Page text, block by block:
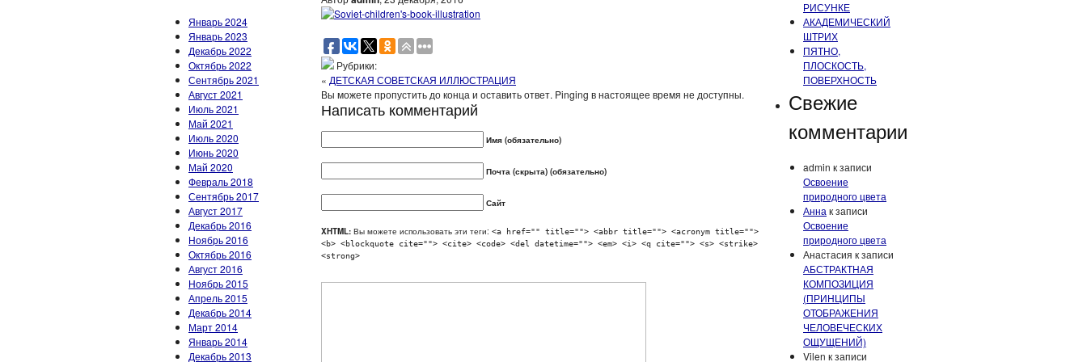
Январь 2024
Январь 2023
Декабрь 2022
Октябрь 2022
Сентябрь 2021
Август 2021
Июль 2021
Май 2021
Июль 2020
Июнь 2020
Май 2020
Февраль 2018
Сентябрь 2017
Август 2017
Декабрь 2016
Ноябрь 2016
Октябрь 2016
Август 2016
Ноябрь 2015
Апрель 2015
Декабрь 2014
Март 2014
Январь 2014
Декабрь 2013
Рубрики:
« ДЕТСКАЯ СОВЕТСКАЯ ИЛЛЮСТРАЦИЯ
Вы можете пропустить до конца и оставить ответ. Pinging в настоящее время не доступны.
Написать комментарий
Имя (обязательно)
Почта (скрыта) (обязательно)
Сайт
XHTML: Вы можете использовать эти теги: <a href="" title=""> <abbr title=""> <acronym title="">
<b> <blockquote cite=""> <cite> <code> <del datetime=""> <em> <i> <q cite=""> <s> <strike>
<strong>
РИСУНКЕ
АКАДЕМИЧЕСКИЙ
ШТРИХ
ПЯТНО,
ПЛОСКОСТЬ,
ПОВЕРХНОСТЬ
Свежие
комментарии
admin к записи
Освоение
природного цвета
Анна к записи
Освоение
природного цвета
Анастасия к записи
АБСТРАКТНАЯ
КОМПОЗИЦИЯ
(ПРИНЦИПЫ
ОТОБРАЖЕНИЯ
ЧЕЛОВЕЧЕСКИХ
ОЩУЩЕНИЙ)
Vilen к записи